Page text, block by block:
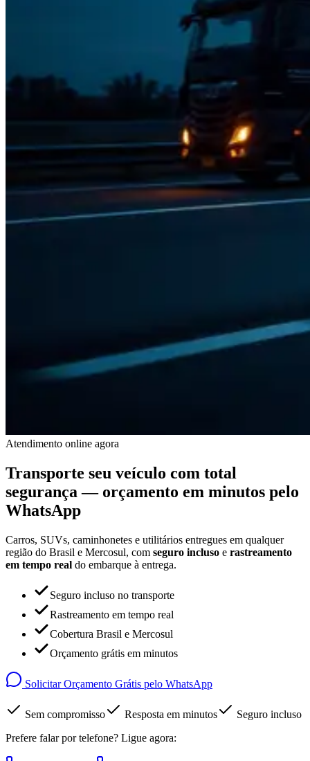
Atendimento online agora
Transporte seu veículo com total
segurança — orçamento em minutos pelo
WhatsApp
Carros, SUVs, caminhonetes e utilitários entregues em qualquer
região do Brasil e Mercosul, com seguro incluso e rastreamento
em tempo real do embarque à entrega.
Seguro incluso no transporte
Rastreamento em tempo real
Cobertura Brasil e Mercosul
Orçamento grátis em minutos
Solicitar Orçamento Grátis pelo WhatsApp
Sem compromisso Resposta em minutos
Seguro incluso
Prefere falar por telefone? Ligue agora: